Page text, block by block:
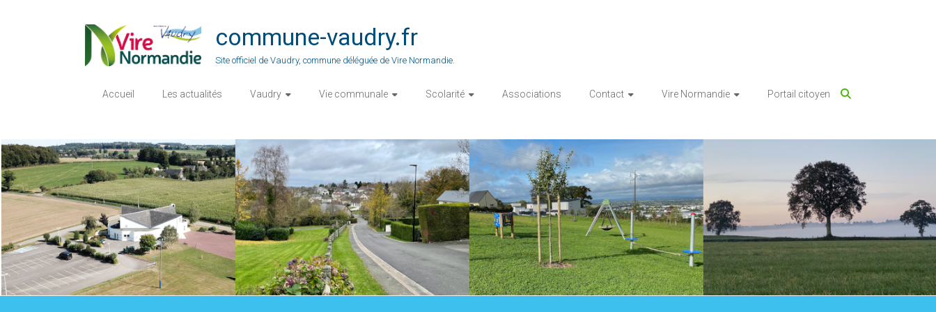
commune-vaudry.fr
Site officiel de Vaudry, commune déléguée de Vire Normandie.
Accueil Les actualités Vaudry Vie communale Scolarité Associations Contact Vire Normandie Portail citoyen